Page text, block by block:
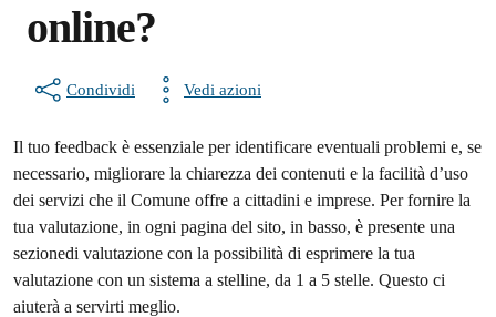
online?
Condividi Vedi azioni
Il tuo feedback è essenziale per identificare eventuali problemi e, se
necessario, migliorare la chiarezza dei contenuti e la facilità d’uso
dei servizi che il Comune offre a cittadini e imprese. Per fornire la
tua valutazione, in ogni pagina del sito, in basso, è presente una
sezionedi valutazione con la possibilità di esprimere la tua
valutazione con un sistema a stelline, da 1 a 5 stelle. Questo ci
aiuterà a servirti meglio.